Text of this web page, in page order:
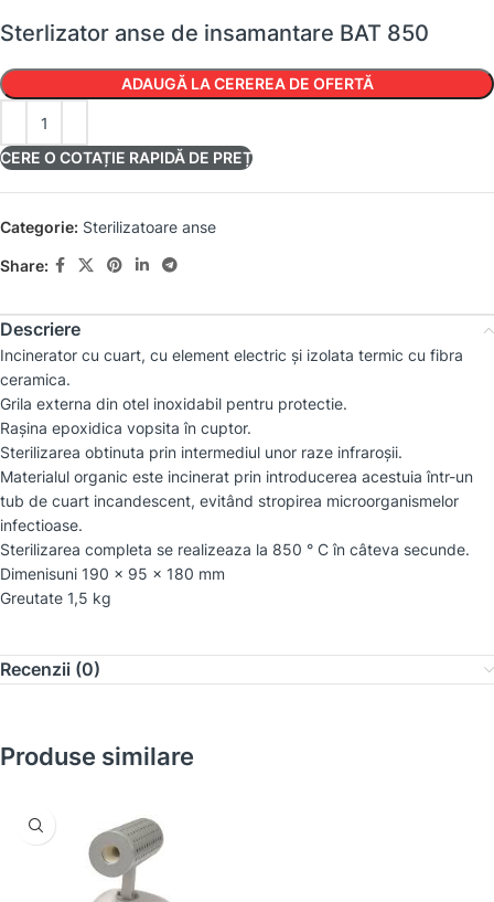
Sterlizator anse de insamantare BAT 850
ADAUGĂ LA CEREREA DE OFERTĂ
CERE O COTAȚIE RAPIDĂ DE PREȚ
Categorie: Sterilizatoare anse
Share:
Descriere
Incinerator cu cuart, cu element electric și izolata termic cu fibra
ceramica.
Grila externa din otel inoxidabil pentru protectie.
Rașina epoxidica vopsita în cuptor.
Sterilizarea obtinuta prin intermediul unor raze infraroșii.
Materialul organic este incinerat prin introducerea acestuia într-un
tub de cuart incandescent, evitând stropirea microorganismelor
infectioase.
Sterilizarea completa se realizeaza la 850 ° C în câteva secunde.
Dimenisuni 190 × 95 × 180 mm
Greutate 1,5 kg
Recenzii (0)
Produse similare